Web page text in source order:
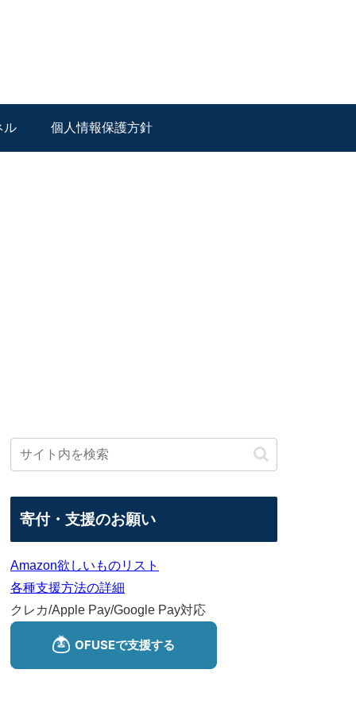
ル 個人情報保護方針
寄付・支援のお願い
Amazon欲しいものリスト
各種支援方法の詳細
クレカ/Apple Pay/Google Pay対応